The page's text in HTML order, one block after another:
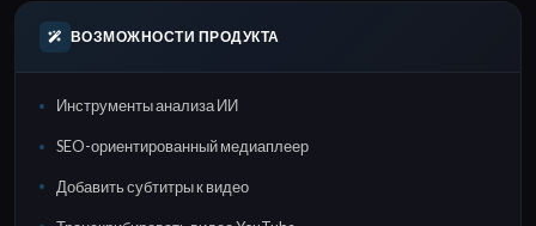
ВОЗМОЖНОСТИ ПРОДУКТА
Инструменты анализа ИИ
SEO-ориентированный медиаплеер
Добавить субтитры к видео